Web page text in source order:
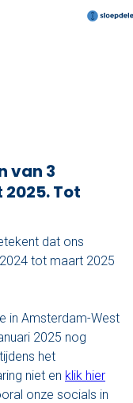
van 3
Tot
dat ons
tot maart 2025
in Amsterdam-West
2025 nog
het
niet en klik hier
onze socials in